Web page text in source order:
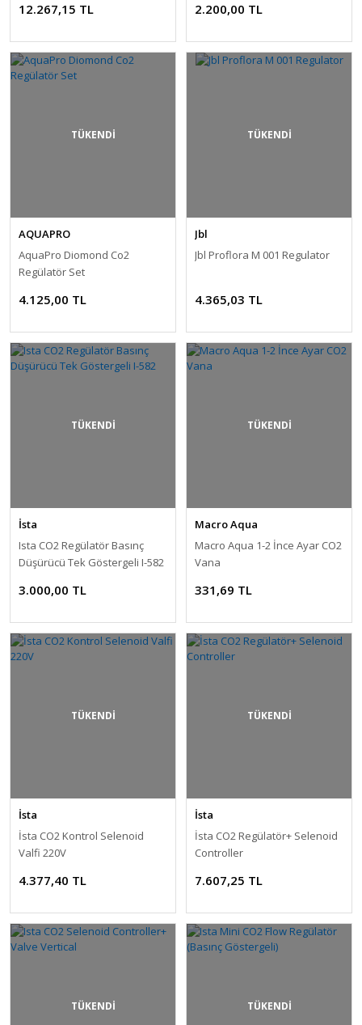
12.267,15 TL 2.200,00 TL
TÜKENDİ
AQUAPRO
AquaPro Diomond Co2
Regülatör Set
4.125,00 TL
TÜKENDİ
Jbl
Jbl Proflora M 001 Regulator
4.365,03 TL
TÜKENDİ
İsta
Ista CO2 Regülatör Basınç
Düşürücü Tek Göstergeli I-582
3.000,00 TL
TÜKENDİ
Macro Aqua
Macro Aqua 1-2 İnce Ayar CO2
Vana
331,69 TL
TÜKENDİ
İsta
İsta CO2 Kontrol Selenoid
Valfi 220V
4.377,40 TL
TÜKENDİ
İsta
İsta CO2 Regülatör+ Selenoid
Controller
7.607,25 TL
TÜKENDİ TÜKENDİ